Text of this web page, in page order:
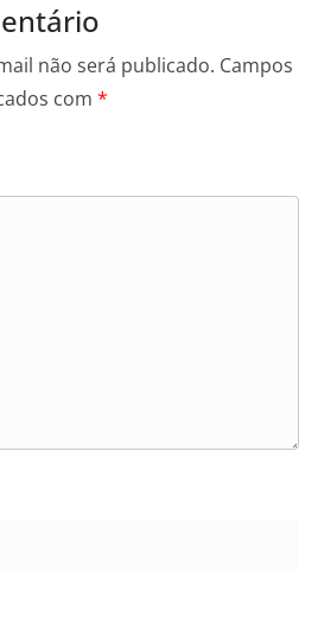
não será publicado. Campos
com *